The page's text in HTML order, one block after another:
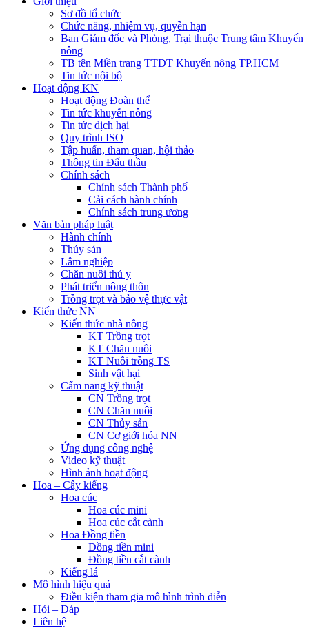
Sơ đồ tổ chức
Chức năng, nhiệm vụ, quyền hạn
Ban Giám đốc và Phòng, Trại thuộc Trung tâm Khuyến
nông
TB tên Miền trang TTĐT Khuyến nông TP.HCM
Tin tức nội bộ
Hoạt động KN
Hoạt động Đoàn thể
Tin tức khuyến nông
Tin tức dịch hại
Quy trình ISO
Tập huấn, tham quan, hội thảo
Thông tin Đấu thầu
Chính sách
Chính sách Thành phố
Cải cách hành chính
Chính sách trung ương
Văn bản pháp luật
Hành chính
Thủy sản
Lâm nghiệp
Chăn nuôi thú y
Phát triển nông thôn
Trồng trọt và bảo vệ thực vật
Kiến thức NN
Kiến thức nhà nông
KT Trồng trọt
KT Chăn nuôi
KT Nuôi trồng TS
Sinh vật hại
Cẩm nang kỹ thuật
CN Trồng trọt
CN Chăn nuôi
CN Thủy sản
CN Cơ giới hóa NN
Ứng dụng công nghệ
Video kỹ thuật
Hình ảnh hoạt động
Hoa – Cây kiểng
Hoa cúc
Hoa cúc mini
Hoa cúc cắt cành
Hoa Đồng tiền
Đồng tiền mini
Đồng tiền cắt cành
Kiểng lá
Mô hình hiệu quả
Điều kiện tham gia mô hình trình diễn
Hỏi – Đáp
Liên hệ